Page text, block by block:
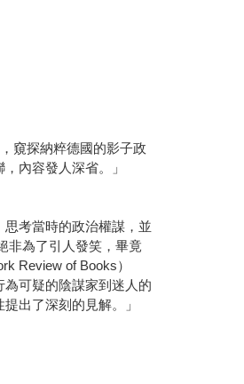
窺探納粹德國的影子政
內容發人深省。」
考當時的政治權謀，並
非為了引人發笑，畢竟
Review of Books）
可疑的陰謀家到迷人的
出了深刻的見解。」